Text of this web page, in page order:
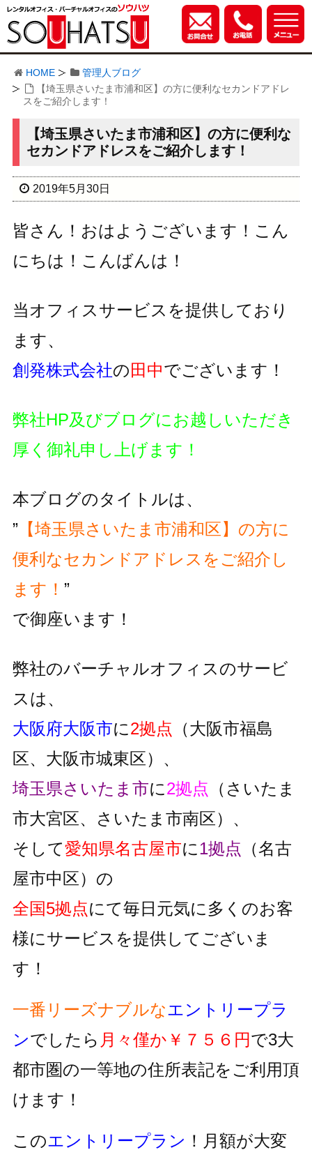
HOME
管理人ブログ
【埼玉県さいたま市浦和区】の方に便利なセカンドアドレ
スをご紹介します！
【埼玉県さいたま市浦和区】の方に便利な
セカンドアドレスをご紹介します！
2019年5月30日
皆さん！おはようございます！こん
にちは！こんばんは！
当オフィスサービスを提供しており
ます、
創発株式会社の田中でございます！
弊社HP及びブログにお越しいただき
厚く御礼申し上げます！
本ブログのタイトルは、
”【埼玉県さいたま市浦和区】の方に
便利なセカンドアドレスをご紹介し
ます！ ”
で御座います！
弊社のバーチャルオフィスのサービ
スは、
大阪府大阪市に2拠点 （大阪市福島
区、大阪市城東区）、
埼玉県さいたま市に2拠点 （さいたま
市大宮区、さいたま市南区）、
そして愛知県名古屋市に1拠点 （名古
屋市中区）の
全国5拠点にて毎日元気に多くのお客
様にサービスを提供してございま
す！
一番リーズナブルなエントリープラ
ンでしたら 月々僅か￥７５６円で3大
都市圏の一等地の住所表記をご利用頂
けます！
このエントリープラン ！月額が大変